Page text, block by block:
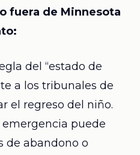
fuera de Minnesota
del “estado de
a los tribunales de
el regreso del niño.
puede
de abandono o